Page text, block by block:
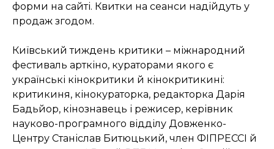
форми на сайті. Квитки на сеанси надійдуть у
продаж згодом.
Київський тиждень критики – міжнародний
фестиваль арткіно, кураторами якого є
українські кінокритики й кінокритикині:
критикиня, кінокураторка, редакторка Дарія
Бадьйор, кінознавець і режисер, керівник
науково-програмного відділу Довженко-
Центру Станіслав Битюцький, член ФІПРЕССІ й